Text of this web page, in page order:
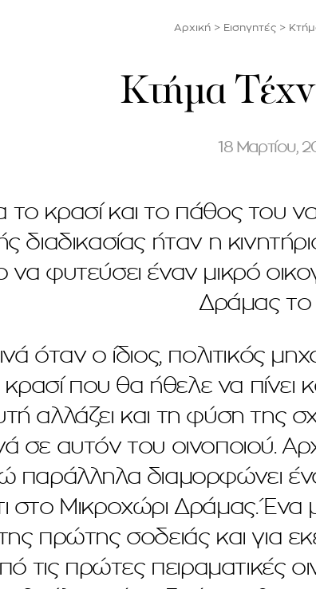
Αρχική> Εισηγητές>
Κτήμα
18 Μαρτίου,
το κρασί και το πάθος του
διαδικασίας ήταν η
να φυτεύσει έναν μικρό
Δράμας το
όταν ο ίδιος, πολιτικός
κρασί που θα ήθελε να πίνει
αλλάζει και τη φύση της
σε αυτόν του οινοποιού.
παράλληλα διαμορφώνει
στο Μικροχώρι Δράμας. Ένα
πρώτης σοδειάς και για
τις πρώτες πειραματικές